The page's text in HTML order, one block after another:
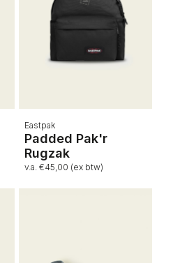
Eastpak
Padded Pak'r
Rugzak
v.a. €45,00 (ex btw)